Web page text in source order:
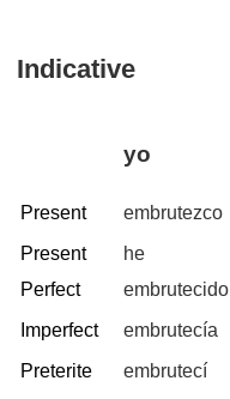
Indicative
yo
Present embrutezco
Present
Perfect
he
embrutecido
Imperfect
embrutecía
Preterite
embrutecí